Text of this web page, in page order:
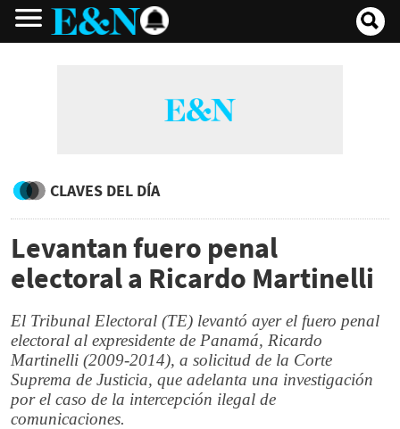
CLAVES DEL DÍA
Levantan fuero penal
electoral a Ricardo Martinelli
El Tribunal Electoral (TE) levantó ayer el fuero penal
electoral al expresidente de Panamá, Ricardo
Martinelli (2009-2014), a solicitud de la Corte
Suprema de Justicia, que adelanta una investigación
por el caso de la intercepción ilegal de
comunicaciones.